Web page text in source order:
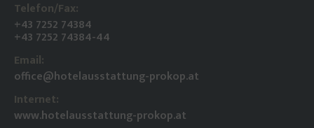
Telefon/Fax:
+43 7252 74384
+43 7252 74384-44
Email:
office@hotelausstattung-prokop.at
Internet:
www.hotelausstattung-prokop.at